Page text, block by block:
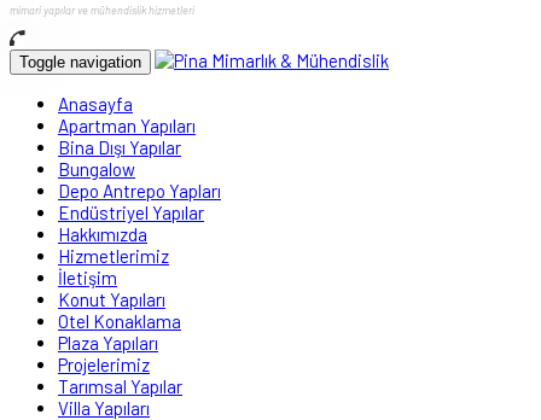
mimari yapılar ve mühendislik hizmetleri
Toggle navigation
Anasayfa
Apartman Yapıları
Bina Dışı Yapılar
Bungalow
Depo Antrepo Yapları
Endüstriyel Yapılar
Hakkımızda
Hizmetlerimiz
İletişim
Konut Yapıları
Otel Konaklama
Plaza Yapıları
Projelerimiz
Tarımsal Yapılar
Villa Yapıları